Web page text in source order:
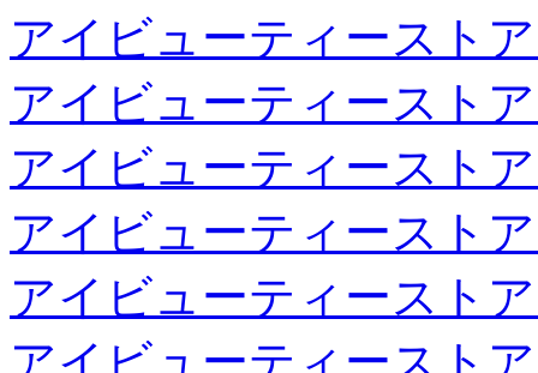
アイビューティースト
アイビューティースト
アイビューティースト
アイビューティースト
アイビューティースト
アイビューティースト